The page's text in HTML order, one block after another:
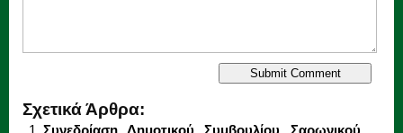
Σχετικά Άρθρα: